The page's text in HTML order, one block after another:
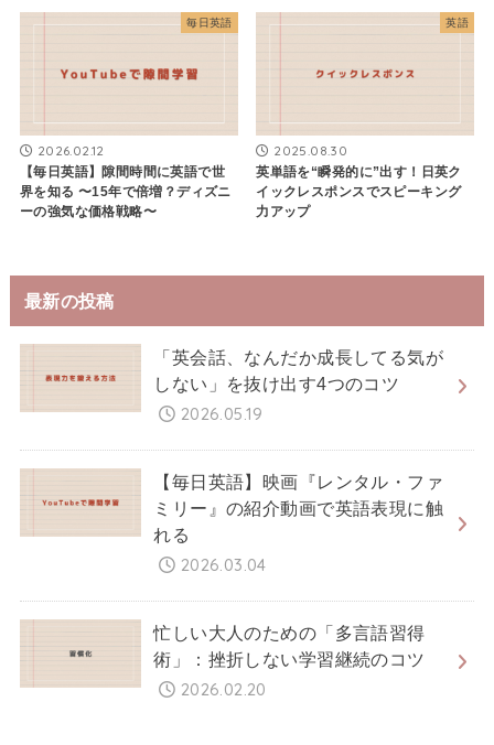
毎日英語
2026.02.12
【毎日英語】隙間時間に英語で世
界を知る 〜15年で倍増？ディズニ
ーの強気な価格戦略〜
英語
2025.08.30
英単語を“瞬発的に”出す！日英ク
イックレスポンスでスピーキング
力アップ
最新の投稿
「英会話、なんだか成長してる気が
しない」を抜け出す4つのコツ
2026.05.19
【毎日英語】映画『レンタル・ファ
ミリー』の紹介動画で英語表現に触
れる
2026.03.04
忙しい大人のための「多言語習得
術」：挫折しない学習継続のコツ
2026.02.20